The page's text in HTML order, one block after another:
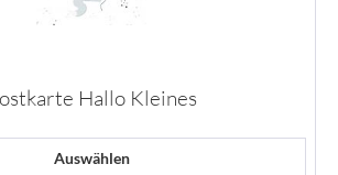
Hallo Kleines
Auswählen